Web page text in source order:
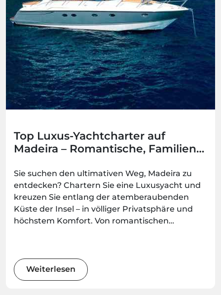
Top Luxus-Yachtcharter auf
Madeira – Romantische, Familien-
Sie suchen den ultimativen Weg, Madeira zu
entdecken? Chartern Sie eine Luxusyacht und
kreuzen Sie entlang der atemberaubenden
Küste der Insel – in völliger Privatsphäre und
höchstem Komfort. Von romantischen
buchbar bei Madeira.Best.
Weiterlesen